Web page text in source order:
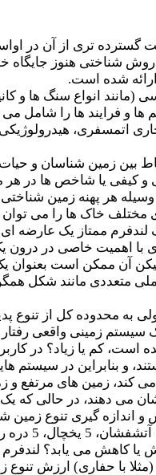
شناختی هنوز
شده است.
انواع سنگ ها و
ها و فرایند ها را
اتمسفری، هیدرولوژیکی
بین زمین شناسان
و کیفی یا شاخص ها در
هر پهنه زمین
یک لندفرم ممتاز یک
با اهمیت خاصی در
آن ممکن است بعنوان
متعددی مانند شکل
به محدوده کل از تنوع
زمینی واقعی
کم یا زیاد؟ در
و بنابراین در سیستم
کند، زمین های مرتفع و
می دهند، در حالی
و اندازه گیری تنوع
) و یا
یا کاهش می یابد؟
با حفاری) ارزش تنوع